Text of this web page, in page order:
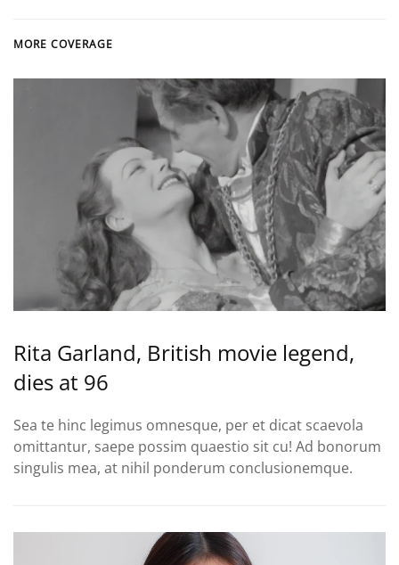
MORE COVERAGE
Rita Garland, British movie legend,
dies at 96
Sea te hinc legimus omnesque, per et dicat scaevola
omittantur, saepe possim quaestio sit cu! Ad bonorum
singulis mea, at nihil ponderum conclusionemque.